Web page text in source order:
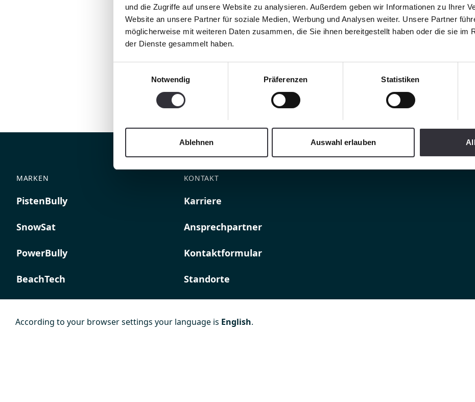
und die Zugriffe auf unsere Website zu analysieren. Außerdem geben wir Informationen zu Ihrer
Website an unsere Partner für soziale Medien, Werbung und Analysen weiter. Unsere Partner
möglicherweise mit weiteren Daten zusammen, die Sie ihnen bereitgestellt haben oder die sie im
der Dienste gesammelt haben.
Notwendig
Präferenzen Statistiken
Ablehnen Auswahl erlauben
MARKEN
PistenBully
SnowSat
PowerBully
BeachTech
K COMPOSITES
KONTAKT
Karriere
Ansprechpartner
Kontaktformular
Standorte
According to your browser settings your language is English.